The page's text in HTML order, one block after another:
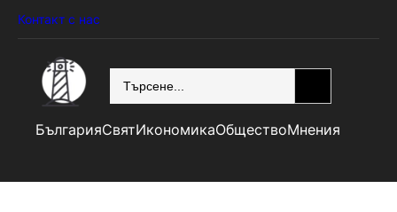
Контакт с нас
БългарияСвятИкономикаОбществоМнения